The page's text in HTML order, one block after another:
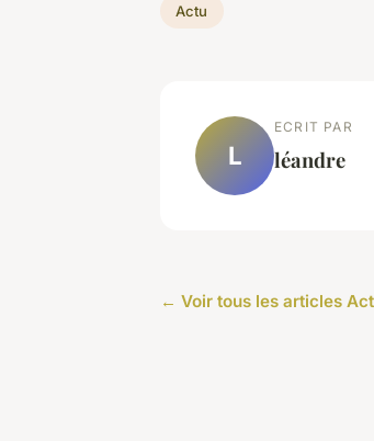
Actu
L
ECRIT PAR
léandre
← Voir tous les articles